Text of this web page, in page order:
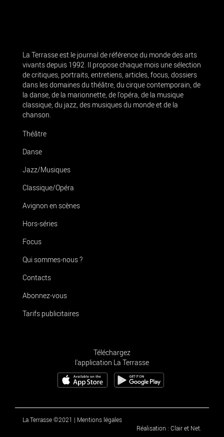
La Terrasse est le journal de référence du monde des arts
vivants depuis 1992. Il propose chaque mois une sélection
de critiques, portraits, entretiens, articles, focus, dossiers
dans les domaines du théâtre, du cirque contemporain, de
la danse, de la marionnette, de l’opéra, de la musique
classique, du jazz, des musiques du monde et de la
chanson.
Théâtre
Danse
Jazz/Musiques
Classique/Opéra
Avignon en scènes
Hors-séries
Focus
Qui sommes-nous ?
Contacts
Abonnez-vous
Tarifs publicitaires
Téléchargez
l'application La Terrasse
La Terrasse ©2021 | Mentions légales
Réalisation : Clair et Net.